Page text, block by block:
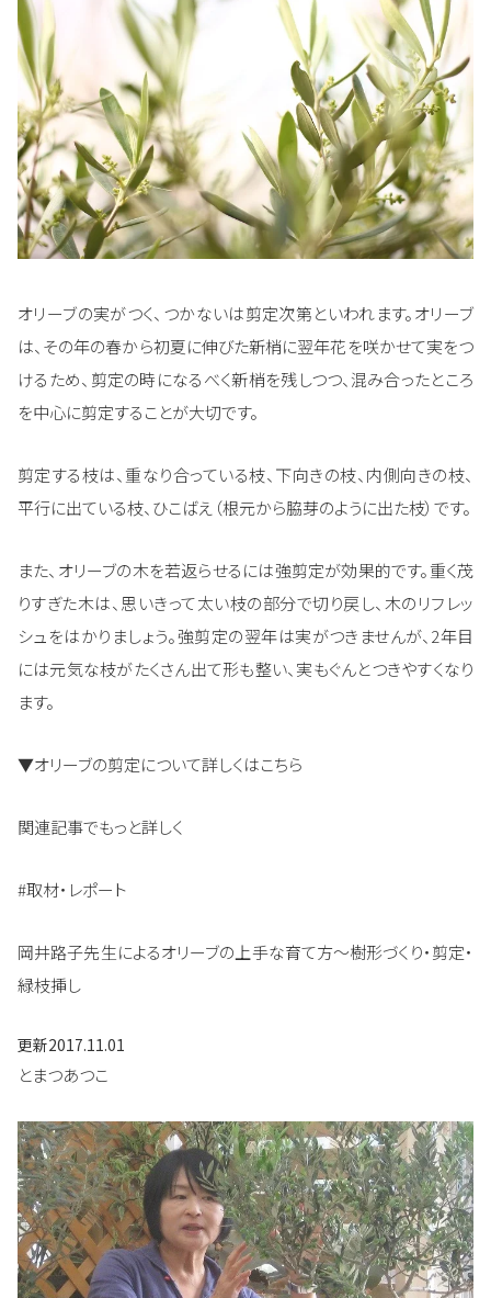
オリーブの実がつく、つかないは剪定次第といわれます。オリーブ
は、その年の春から初夏に伸びた新梢に翌年花を咲かせて実をつ
けるため、剪定の時になるべく新梢を残しつつ、混み合ったところ
を中心に剪定することが大切です。
剪定する枝は、重なり合っている枝、下向きの枝、内側向きの枝、
平行に出ている枝、ひこばえ（根元から脇芽のように出た枝）です。
また、オリーブの木を若返らせるには強剪定が効果的です。重く茂
りすぎた木は、思いきって太い枝の部分で切り戻し、木のリフレッ
シュをはかりましょう。強剪定の翌年は実がつきませんが、2年目
には元気な枝がたくさん出て形も整い、実もぐんとつきやすくなり
ます。
▼オリーブの剪定について詳しくはこちら
関連記事でもっと詳しく
#取材・レポート
岡井路子先生によるオリーブの上手な育て方～樹形づくり・剪定・
緑枝挿し
更新2017.11.01
とまつあつこ